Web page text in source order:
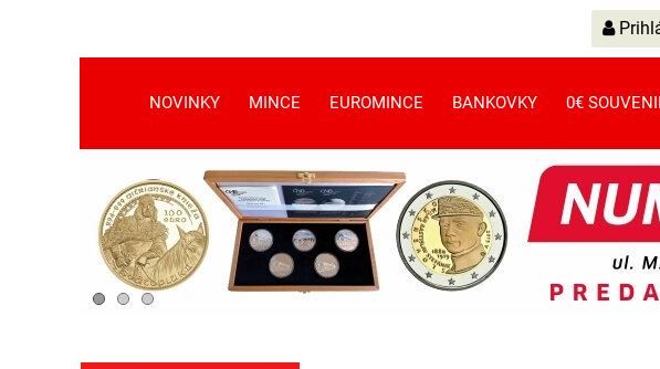
NOVINKY MINCE EUROMINCE BANKOVKY 0€